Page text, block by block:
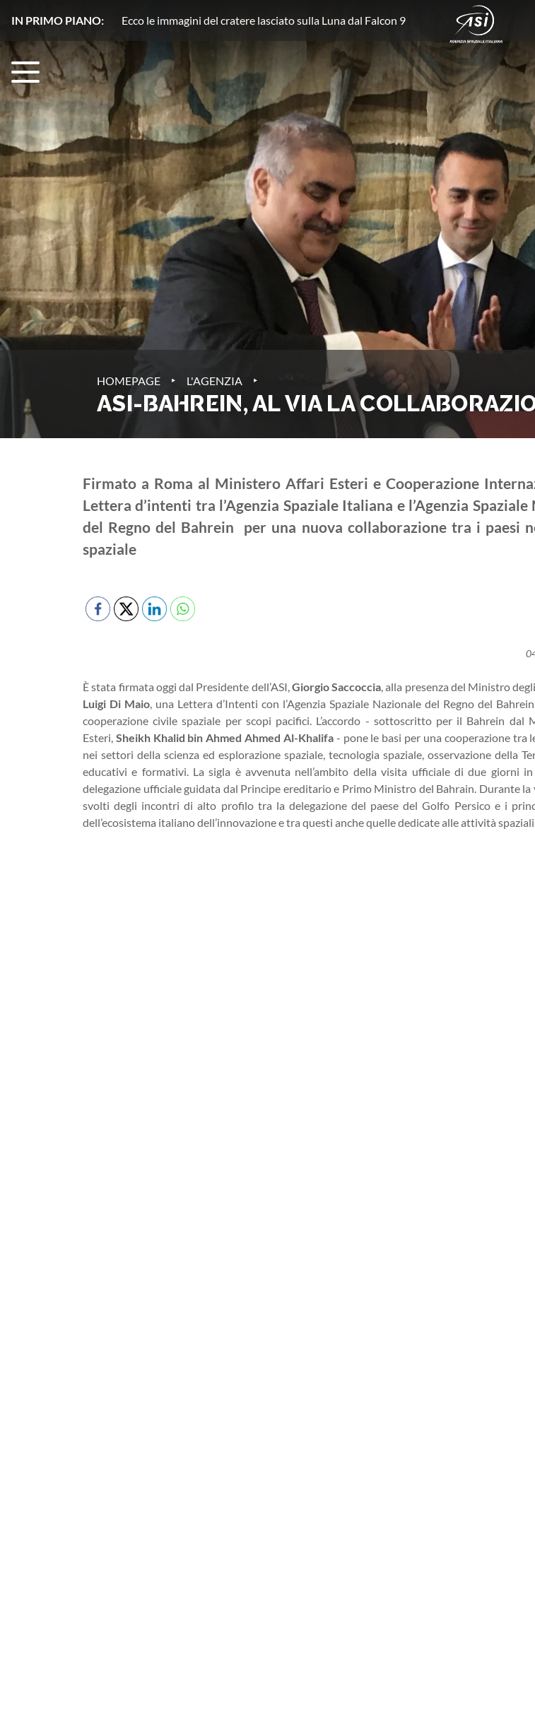
IN PRIMO PIANO: Plutone, azoto in movimento
HOMEPAGE ‣ L'AGENZIA ‣
ASI-BAHREIN, AL VIA LA
Firmato a Roma al Ministero Affari Esteri e Cooperazione
Lettera d’intenti tra l’Agenzia Spaziale Italiana e l’Agenzia Spaziale
del Regno del Bahrein per una nuova collaborazione tra i paesi
spaziale
È stata firmata oggi dal Presidente dell’ASI,Giorgio Saccoccia, alla presenza del Ministro
Luigi Di Maio, una Lettera d’Intenti con l’Agenzia Spaziale Nazionale del Regno del
cooperazione civile spaziale per scopi pacifici. L’accordo - sottoscritto per il Bahrein dal
Esteri, Sheikh Khalid bin Ahmed Ahmed Al-Khalifa- pone le basi per una cooperazione tra
nei settori della scienza ed esplorazione spaziale, tecnologia spaziale, osservazione della
educativi e formativi. La sigla è avvenuta nell’ambito della visita ufficiale di due giorni
delegazione ufficiale guidata dal Principe ereditario e Primo Ministro del Bahrain. Durante la
svolti degli incontri di alto profilo tra la delegazione del paese del Golfo Persico e i
dell’ecosistema italiano dell’innovazione e tra questi anche quelle dedicate alle attività